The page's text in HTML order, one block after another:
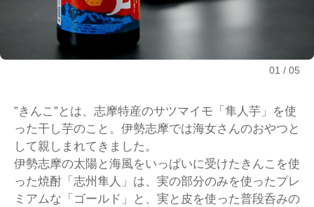
01 05
”きんこ”とは、志摩特産のサツマイモ「隼人芋」を使
った干し芋のこと。伊勢志摩では海女さんのおやつと
して親しまれてきました。
伊勢志摩の太陽と海風をいっぱいに受けたきんこを使
った焼酎「志州隼人」は、実の部分のみを使ったプレ
ミアムな「ゴールド」と、実と皮を使った普段呑みの